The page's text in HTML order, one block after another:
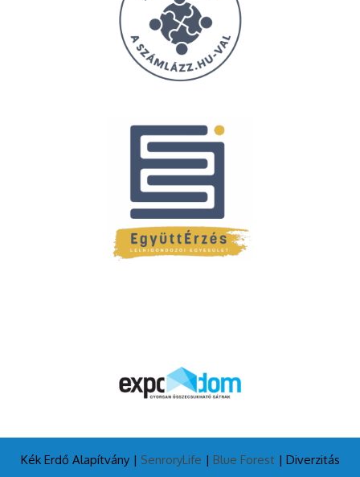
Kék Erdő Alapítvány | SenroryLife | Blue Forest| Diverzitás